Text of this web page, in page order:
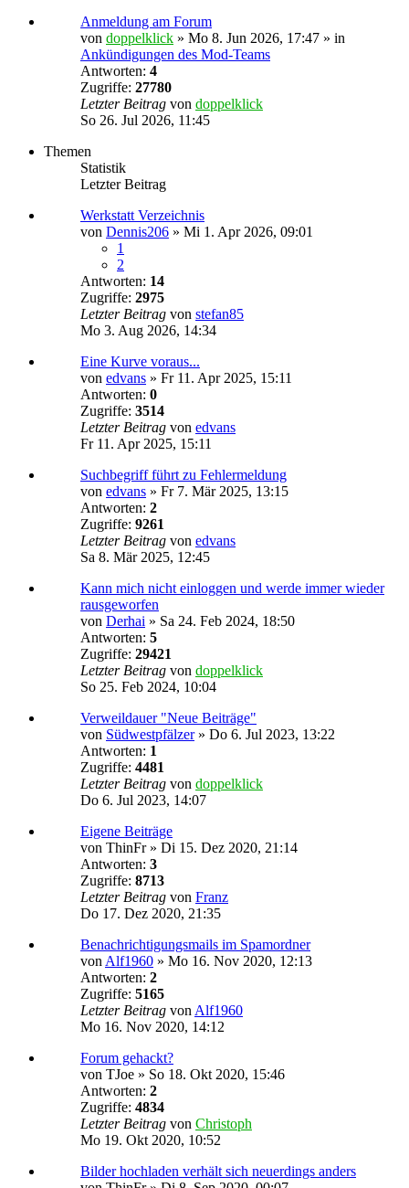
Anmeldung am Forum
von doppelklick » Mo 8. Jun 2026, 17:47 » in
Ankündigungen des Mod-Teams
Antworten: 4
Zugriffe: 27780
Letzter Beitrag von doppelklick
So 26. Jul 2026, 11:45
Themen
Statistik
Letzter Beitrag
Werkstatt Verzeichnis
von Dennis206 » Mi 1. Apr 2026, 09:01
1
2
Antworten: 14
Zugriffe: 2975
Letzter Beitrag von stefan85
Mo 3. Aug 2026, 14:34
Eine Kurve voraus...
von edvans » Fr 11. Apr 2025, 15:11
Antworten: 0
Zugriffe: 3514
Letzter Beitrag von edvans
Fr 11. Apr 2025, 15:11
Suchbegriff führt zu Fehlermeldung
von edvans » Fr 7. Mär 2025, 13:15
Antworten: 2
Zugriffe: 9261
Letzter Beitrag von edvans
Sa 8. Mär 2025, 12:45
Kann mich nicht einloggen und werde immer wieder
rausgeworfen
von Derhai » Sa 24. Feb 2024, 18:50
Antworten: 5
Zugriffe: 29421
Letzter Beitrag von doppelklick
So 25. Feb 2024, 10:04
Verweildauer "Neue Beiträge"
von Südwestpfälzer» Do 6. Jul 2023, 13:22
Antworten: 1
Zugriffe: 4481
Letzter Beitrag von doppelklick
Do 6. Jul 2023, 14:07
Eigene Beiträge
von ThinFr» Di 15. Dez 2020, 21:14
Antworten: 3
Zugriffe: 8713
Letzter Beitrag von Franz
Do 17. Dez 2020, 21:35
Benachrichtigungsmails im Spamordner
von Alf1960 » Mo 16. Nov 2020, 12:13
Antworten: 2
Zugriffe: 5165
Letzter Beitrag von Alf1960
Mo 16. Nov 2020, 14:12
Forum gehackt?
von TJoe » So 18. Okt 2020, 15:46
Antworten: 2
Zugriffe: 4834
Letzter Beitrag von Christoph
Mo 19. Okt 2020, 10:52
Bilder hochladen verhält sich neuerdings anders